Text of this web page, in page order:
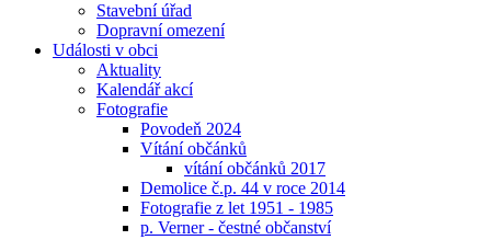
Stavební úřad
Dopravní omezení
Události v obci
Aktuality
Kalendář akcí
Fotografie
Povodeň 2024
Vítání občánků
vítání občánků 2017
Demolice č.p. 44 v roce 2014
Fotografie z let 1951 - 1985
p. Verner - čestné občanství